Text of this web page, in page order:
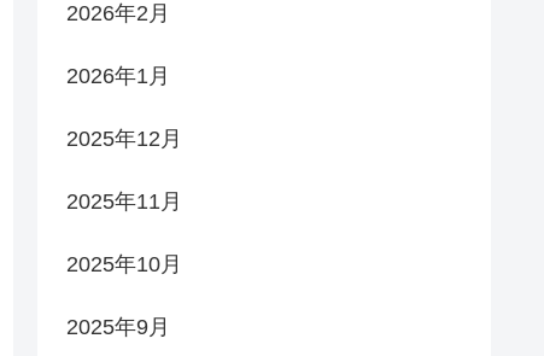
2026年2月
2026年1月
2025年12月
2025年11月
2025年10月
2025年9月